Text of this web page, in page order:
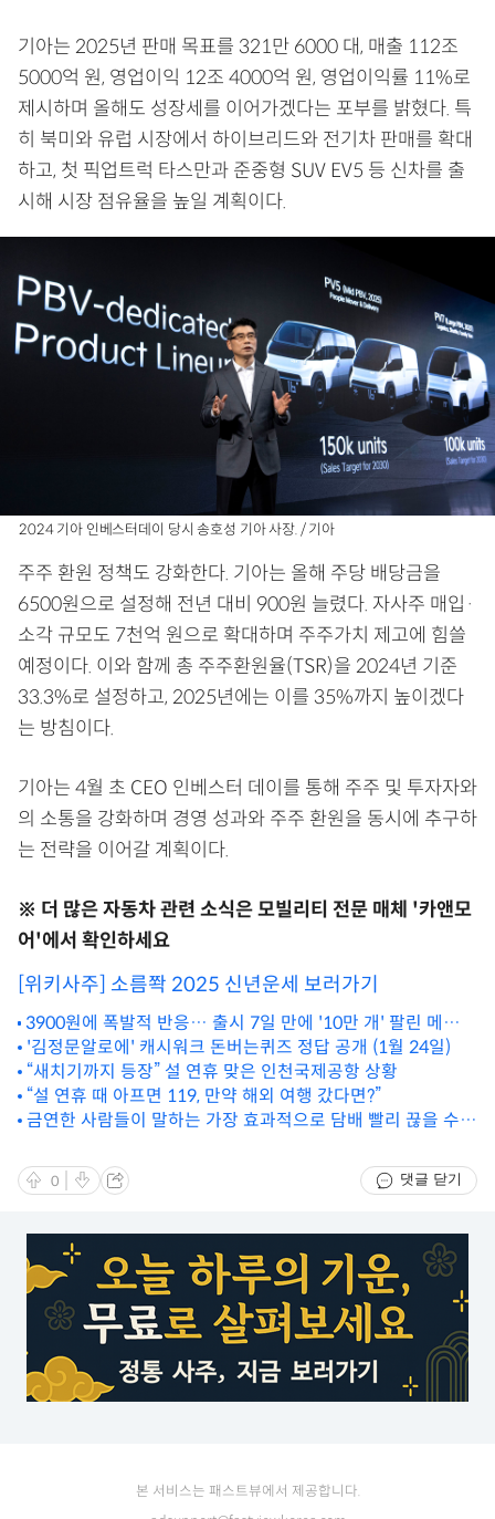
기아는 2025년 판매 목표를 321만 6000 대, 매출 112조
5000억 원, 영업이익 12조 4000억 원, 영업이익률 11%로
제시하며 올해도 성장세를 이어가겠다는 포부를 밝혔다. 특
히 북미와 유럽 시장에서 하이브리드와 전기차 판매를 확대
하고, 첫 픽업트럭 타스만과 준중형 SUV EV5 등 신차를 출
시해 시장 점유율을 높일 계획이다.
2024 기아 인베스터데이 당시 송호성 기아 사장. / 기아
주주 환원 정책도 강화한다. 기아는 올해 주당 배당금을
6500원으로 설정해 전년 대비 900원 늘렸다. 자사주 매입·
소각 규모도 7천억 원으로 확대하며 주주가치 제고에 힘쓸
예정이다. 이와 함께 총 주주환원율(TSR)을 2024년 기준
33.3%로 설정하고, 2025년에는 이를 35%까지 높이겠다
는 방침이다.
기아는 4월 초 CEO 인베스터 데이를 통해 주주 및 투자자와
의 소통을 강화하며 경영 성과와 주주 환원을 동시에 추구하
는 전략을 이어갈 계획이다.
※ 더 많은 자동차 관련 소식은 모빌리티 전문 매체 '카앤모
어'에서 확인하세요
[위키사주] 소름쫙 2025 신년운세 보러가기
3900원에 폭발적 반응… 출시 7일 만에 '10만 개' 팔린 메가커
피 인기 디저트
'김정문알로에' 캐시워크 돈버는퀴즈 정답 공개 (1월 24일)
“새치기까지 등장” 설 연휴 맞은 인천국제공항 상황
“설 연휴 때 아프면 119, 만약 해외 여행 갔다면?”
금연한 사람들이 말하는 가장 효과적으로 담배 빨리 끊을 수
0 댓글 닫기
본 서비스는 패스트뷰에서 제공합니다.